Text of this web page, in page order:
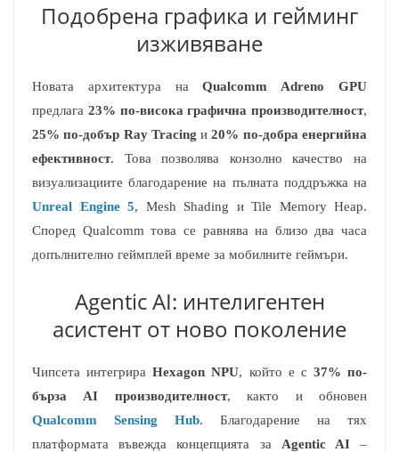
Подобрена графика и гейминг
изживяване
Новата архитектура наQualcomm Adreno GPU
предлага 23% по-висока графична производителност,
25% по-добър Ray Tracing и20% по-добра енергийна
ефективност. Това позволява конзолно качество на
визуализациите благодарение на пълната поддръжка на
Unreal Engine 5, Mesh Shading и Tile Memory Heap.
Според Qualcomm това се равнява на близо два часа
допълнително геймплей време за мобилните геймъри.
Agentic AI: интелигентен
асистент от ново поколение
Чипсета интегрираHexagon NPU, който е с 37% по-
бърза AI производителност, както и обновен
Qualcomm Sensing Hub. Благодарение на тях
платформата въвежда концепцията за Agentic AI–